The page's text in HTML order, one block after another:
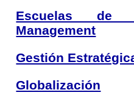
Escuelas de
Management
Gestión
Globalización